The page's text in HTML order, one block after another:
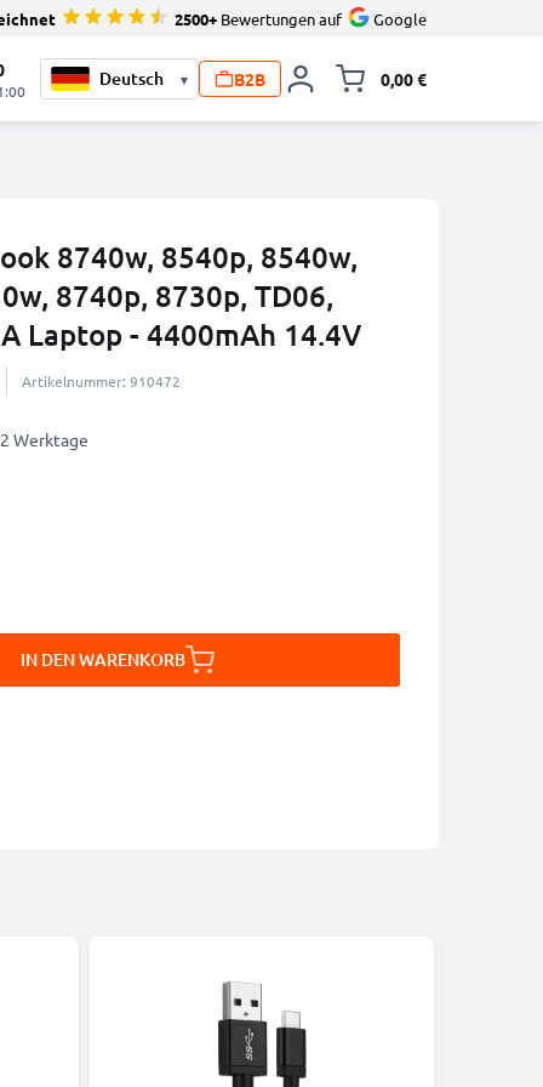
2500+ Bewertungen auf Google
▾ B2B 0,00 €
8740w, 8540p, 8540w,
8740p, 8730p, TD06,
Laptop - 4400mAh 14.4V
Artikelnummer: 910472
Werktage
IN DEN WARENKORB